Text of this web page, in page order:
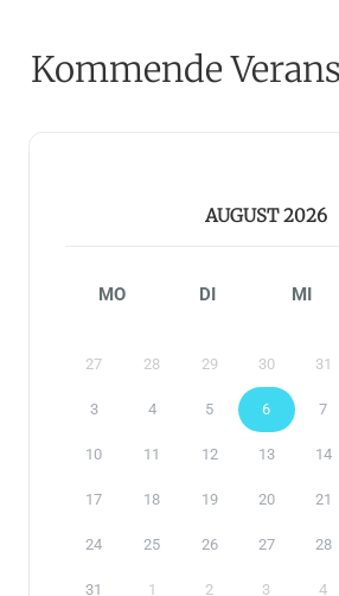
Kommende
AUGUST 2026
MO DI MI
27 28 29 30 31
3 4 5 6 7
10 11 12 13 14
17 18 19 20 21
24 25 26 27 28
31 1 2 3 4